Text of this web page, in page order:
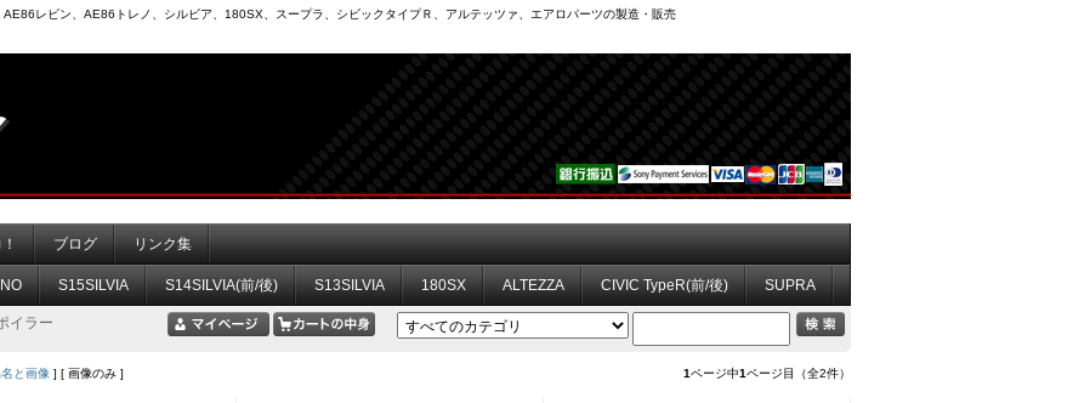
レビン、AE86トレノ、シルビア、180SX、スープラ、シビックタイプＲ、アルテッツァ、エアロパーツの製造・販売
ブログ リンク集
S15SILVIA S14SILVIA(前/後) S13SILVIA 180SX ALTEZZA CIVIC TypeR(前/後) SUPRA
イラー
と画像 ] [ 画像のみ ] 1ページ中1ページ目（全2件）